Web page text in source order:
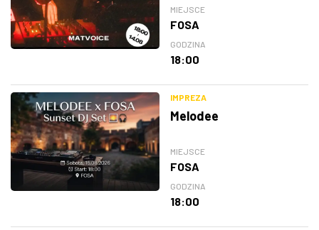
MIEJSCE
FOSA
GODZINA
18:00
IMPREZA
Melodee
MIEJSCE
FOSA
GODZINA
18:00